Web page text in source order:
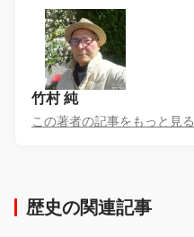
竹村 純
この著者の記事をもっと見る
歴史の関連記事